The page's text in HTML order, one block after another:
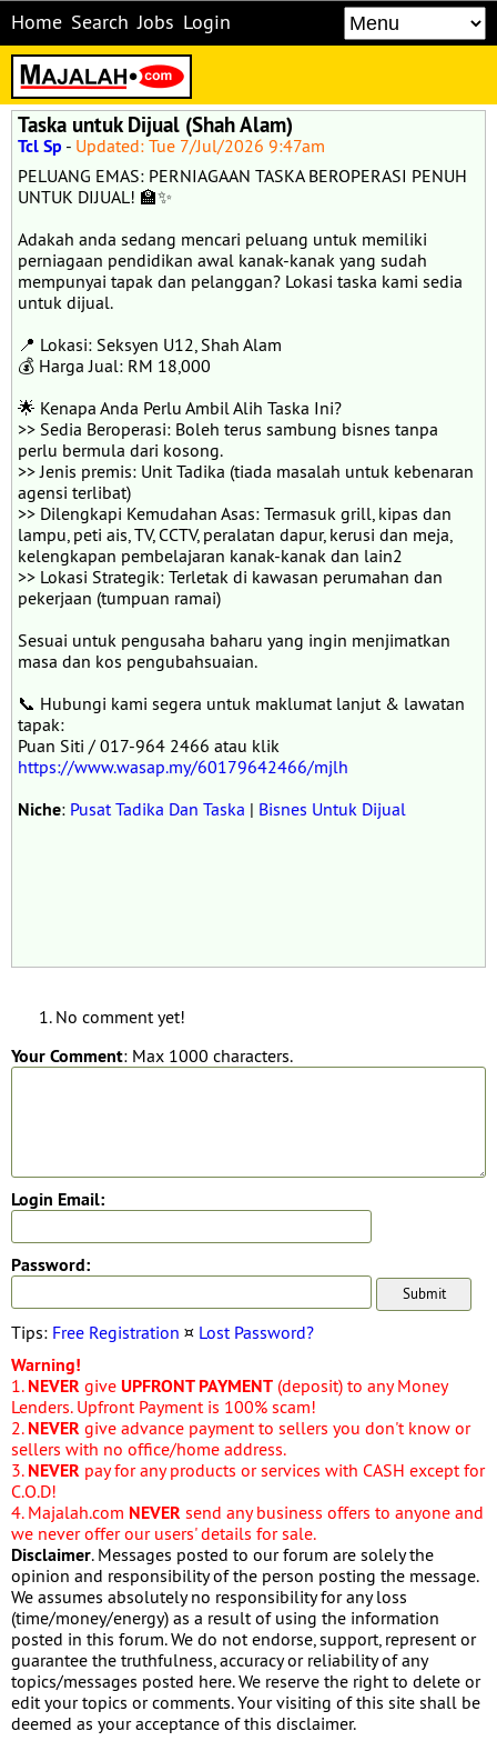
Home Search Jobs Login
Taska untuk Dijual (Shah Alam)
Tcl Sp - Updated: Tue 7/Jul/2026 9:47am
PELUANG EMAS: PERNIAGAAN TASKA BEROPERASI PENUH
UNTUK DIJUAL! 🏫✨
Adakah anda sedang mencari peluang untuk memiliki
perniagaan pendidikan awal kanak-kanak yang sudah
mempunyai tapak dan pelanggan? Lokasi taska kami sedia
untuk dijual.
📍 Lokasi: Seksyen U12, Shah Alam
💰 Harga Jual: RM 18,000
🌟 Kenapa Anda Perlu Ambil Alih Taska Ini?
>> Sedia Beroperasi: Boleh terus sambung bisnes tanpa
perlu bermula dari kosong.
>> Jenis premis: Unit Tadika (tiada masalah untuk kebenaran
agensi terlibat)
>> Dilengkapi Kemudahan Asas: Termasuk grill, kipas dan
lampu, peti ais, TV, CCTV, peralatan dapur, kerusi dan meja,
kelengkapan pembelajaran kanak-kanak dan lain2
>> Lokasi Strategik: Terletak di kawasan perumahan dan
pekerjaan (tumpuan ramai)
Sesuai untuk pengusaha baharu yang ingin menjimatkan
masa dan kos pengubahsuaian.
📞 Hubungi kami segera untuk maklumat lanjut & lawatan
tapak:
Puan Siti / 017-964 2466 atau klik
https://www.wasap.my/60179642466/mjlh
Niche: Pusat Tadika Dan Taska | Bisnes Untuk Dijual
No comment yet!
Your Comment: Max 1000 characters.
Login Email:
Password:
Tips: Free Registration ¤ Lost Password?
Warning!
1. NEVER give UPFRONT PAYMENT (deposit) to any Money
Lenders. Upfront Payment is 100% scam!
2. NEVER give advance payment to sellers you don't know or
sellers with no office/home address.
3. NEVER pay for any products or services with CASH except for
C.O.D!
4. Majalah.com NEVER send any business offers to anyone and
we never offer our users' details for sale.
Disclaimer. Messages posted to our forum are solely the
opinion and responsibility of the person posting the message.
We assumes absolutely no responsibility for any loss
(time/money/energy) as a result of using the information
posted in this forum. We do not endorse, support, represent or
guarantee the truthfulness, accuracy or reliability of any
topics/messages posted here. We reserve the right to delete or
edit your topics or comments. Your visiting of this site shall be
deemed as your acceptance of this disclaimer.